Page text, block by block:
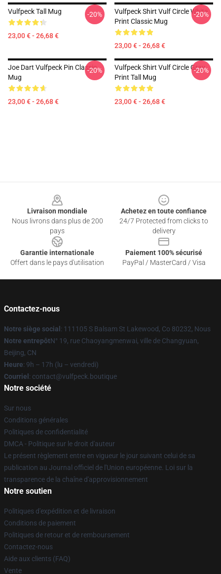
Vulfpeck Tall Mug
23,00 € - 26,68 €
-20%
Vulfpeck Shirt Vulf Circle White
Print Classic Mug
23,00 € - 26,68 €
-20%
Joe Dart Vulfpeck Pin Classic
Mug
23,00 € - 26,68 €
-20%
Vulfpeck Shirt Vulf Circle Gray
Print Tall Mug
23,00 € - 26,68 €
-20%
Livraison mondiale
Nous livrons dans plus de 200
pays
Achetez en toute confiance
24/7 Protected from clicks to
delivery
Garantie internationale
Offert dans le pays d'utilisation
Paiement 100% sécurisé
PayPal / MasterCard / Visa
Contactez-nous
Notre siège social : 111105 S Balsam St Lakewood, Co 80232, Nous
Notre entrepôtN° 19, rue Chaoyangmenwai, ville de Changyuan,
Beijing, CN
Heure: 9h – 17h (lu – vendredi)
Courriel : contact@vulfpeck.boutique
Notre société
Sur nous
Conditions générales
Politiques de confidentialité
DMCA - Politique sur le droit d'auteur
Le présent règlement entre en vigueur le jour suivant celui de sa
publication au Journal officiel de l'Union européenne. Loi sur la
transparence de la chaîne d'approvisionnement
Notre soutien
Politiques d'expédition et de livraison
Conditions de paiement
Politiques de retour et de remboursement
Contactez-nous
Aide aux clients (FAQ)
Vente